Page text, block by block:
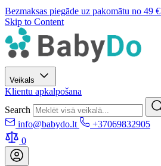
Bezmaksas piegāde uz pakomātu no 49 €
Skip to Content
Veikals
Klientu apkalpošana
Search
info@babydo.lt
+37069832905
0